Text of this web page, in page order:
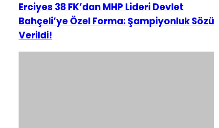
Erciyes 38 FK’dan MHP Lideri Devlet
Bahçeli’ye Özel Forma: Şampiyonluk Sözü
Verildi!